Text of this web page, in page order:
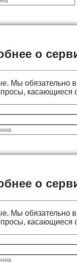
о
Мы обязательно
касающиеся
о
Мы обязательно
касающиеся